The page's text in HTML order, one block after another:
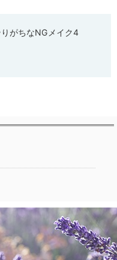
がちなNGメイク4